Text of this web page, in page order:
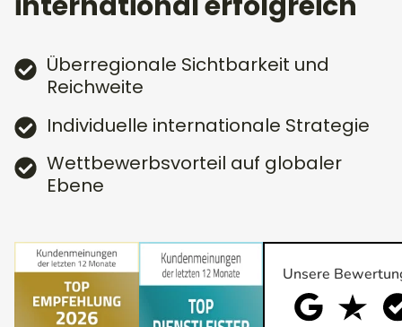
Überregionale Sichtbarkeit und
Reichweite
Individuelle internationale Strategie
Wettbewerbsvorteil auf globaler
Ebene
Unsere